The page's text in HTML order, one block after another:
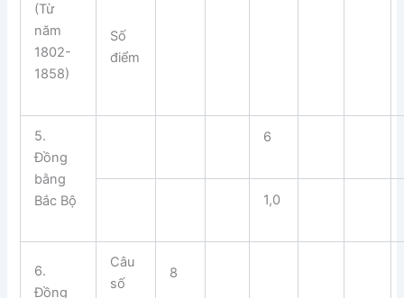
(Từ
năm
1802-
1858)
Số
điểm
5.
Đồng
bằng
Bắc Bộ
6
1,0
6.
Đồng
Câu
số
8